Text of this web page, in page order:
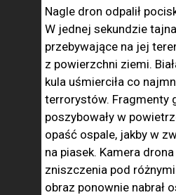
Nagle dron odpalił
W jednej sekundzie
przebywające na jej
z powierzchni ziemi.
kula uśmierciła co
terrorystów. Fragmenty
poszybowały w
opaść ospale, jakby w
na piasek. Kamera drona
zniszczenia pod
obraz ponownie nabrał